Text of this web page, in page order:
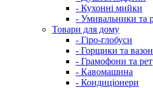
- Кухонні мийки
- Умивальники та
Товари для дому
- Гіро-глобуси
- Горщики та
- Грамофони та
- Кавомашина
- Кондиціонери